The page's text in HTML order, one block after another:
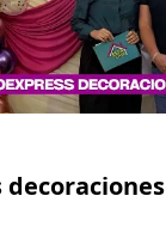
decoraciones